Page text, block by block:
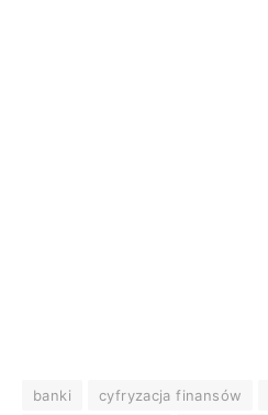
banki cyfryzacja finansów